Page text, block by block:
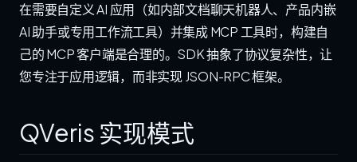
在需要自定义 AI 应用（如内部文档聊天机器人、产品内嵌
AI 助手或专用工作流工具）并集成 MCP 工具时，构建自
己的 MCP 客户端是合理的。SDK 抽象了协议复杂性，让
您专注于应用逻辑，而非实现 JSON-RPC 框架。
QVeris 实现模式